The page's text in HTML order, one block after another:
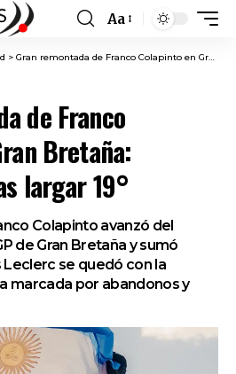
Font
Resizer
Aa
> Gran remontada de Franco Colapinto en Gran Bretaña: terminó 9° tras largar 19°
de Franco
Bretaña:
largar 19°
Colapinto avanzó del
de Gran Bretaña y sumó
Leclerc se quedó con la
marcada por abandonos y